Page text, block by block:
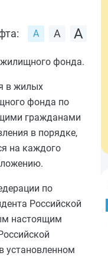
жилищного фонда.
в жилых
фонда по
гражданами
в порядке,
на каждого
по
Российской
настоящим